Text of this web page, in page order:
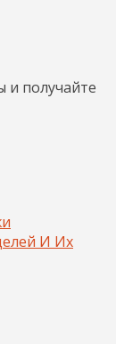
и получайте
И Их